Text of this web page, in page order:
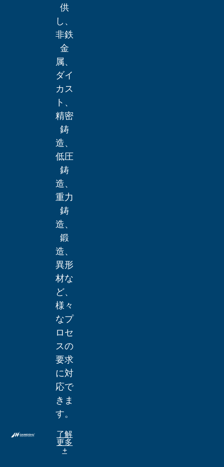
供
し、
非鉄
金
属、
ダイ
カス
ト、
精密
鋳
造、
低圧
鋳
造、
重力
鋳
造、
鍛
造、
異形
材な
ど、
様々
なプ
ロセ
スの
要求
に対
応で
きま
す。
了解
更多
+